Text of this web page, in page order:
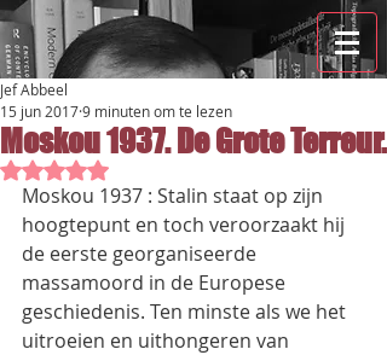
Moskou 1937. De Grote Terreur.
Jef Abbeel
15 jun 20179 minuten om te lezen
Beoordeeld met NaN uit 5 sterren.
Moskou 1937 : Stalin staat op zijn
hoogtepunt en toch veroorzaakt hij
de eerste georganiseerde
massamoord in de Europese
geschiedenis. Ten minste als we het
uitroeien en uithongeren van